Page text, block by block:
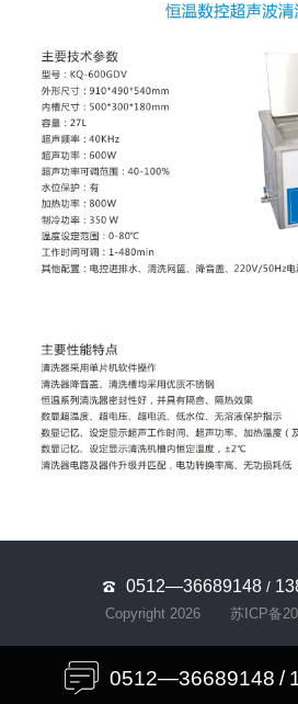
0512—36689148 /
Copyright 2026 苏ICP备
0512—36689148 /